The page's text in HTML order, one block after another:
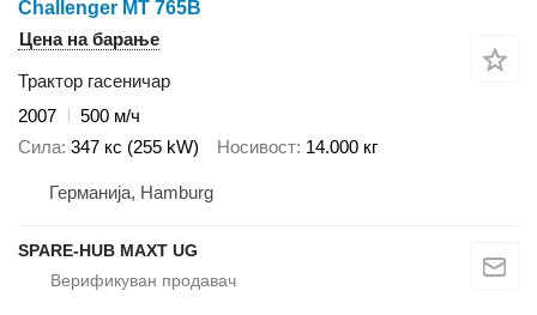
Challenger MT 765B
Цена на барање
Трактор гасеничар
2007
500 м/ч
Сила 347 кс (255 kW) Носивост 14.000 кг
Германија, Hamburg
SPARE-HUB MAXT UG